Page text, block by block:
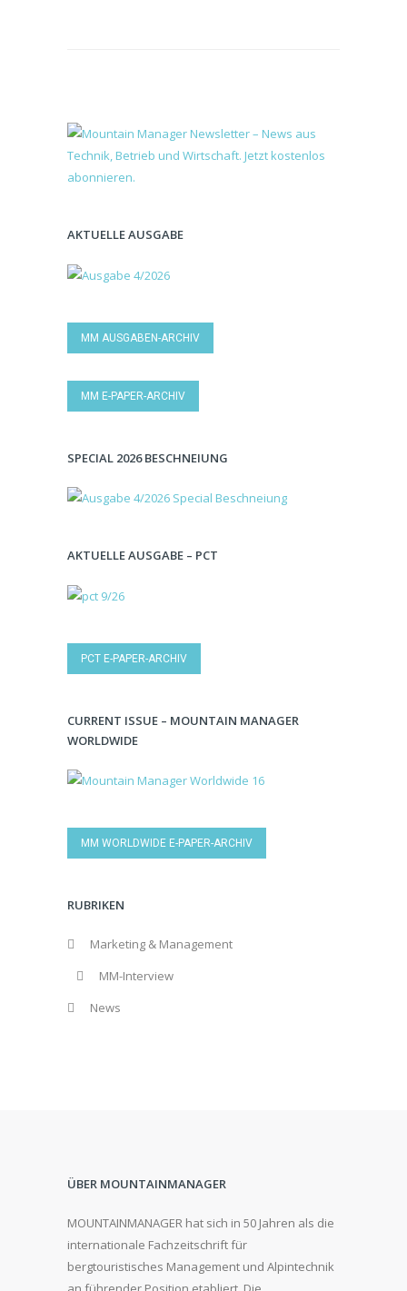
AKTUELLE AUSGABE
MM AUSGABEN-ARCHIV
MM E-PAPER-ARCHIV
SPECIAL 2026 BESCHNEIUNG
AKTUELLE AUSGABE – PCT
PCT E-PAPER-ARCHIV
CURRENT ISSUE – MOUNTAIN MANAGER
WORLDWIDE
MM WORLDWIDE E-PAPER-ARCHIV
RUBRIKEN
Marketing & Management
MM-Interview
News
ÜBER MOUNTAINMANAGER
MOUNTAINMANAGER hat sich in 50 Jahren als die
internationale Fachzeitschrift für
bergtouristisches Management und Alpintechnik